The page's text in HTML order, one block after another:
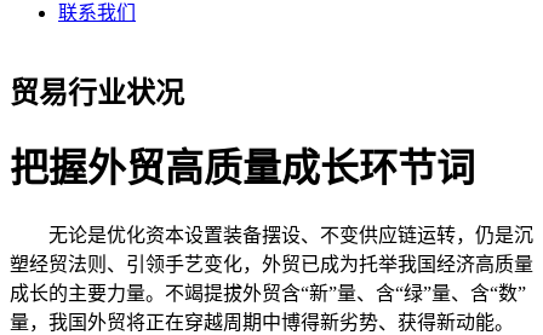
联系我们
贸易行业状况
把握外贸高质量成长环节词
无论是优化资本设置装备摆设、不变供应链运转，仍是沉
塑经贸法则、引领手艺变化，外贸已成为托举我国经济高质量
成长的主要力量。不竭提拔外贸含“新”量、含“绿”量、含“数”
量，我国外贸将正在穿越周期中博得新劣势、获得新动能。